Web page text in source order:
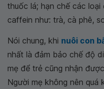
thuốc lá; hạn chế các
caffein như: trà, cà phê,
Nói chung, khi nuôi con
nhất là đảm bảo chế độ
mẹ để trẻ cũng nhận
Người mẹ không nên quá